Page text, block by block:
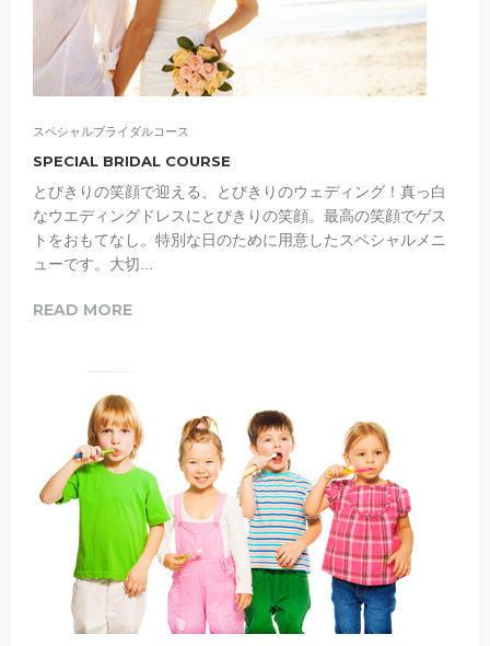
スペシャルブライダルコース
SPECIAL BRIDAL COURSE
とびきりの笑顔で迎える、とびきりのウェディング！真っ白
なウエディングドレスにとびきりの笑顔。最高の笑顔でゲス
トをおもてなし。特別な日のために用意したスペシャルメニ
ューです。大切...
READ MORE